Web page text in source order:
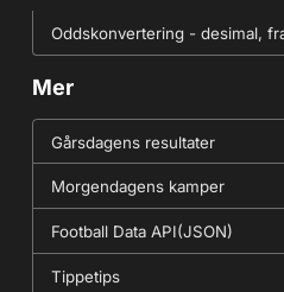
Oddskonvertering - desimal,
Mer
Gårsdagens resultater
Morgendagens kamper
Football Data API(JSON)
Tippetips